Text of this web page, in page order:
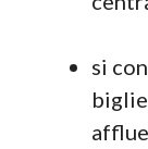
si